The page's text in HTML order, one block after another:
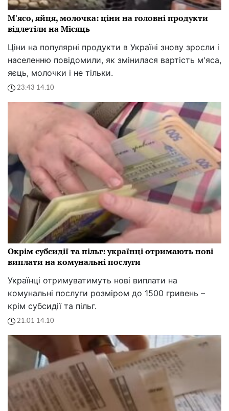
М'ясо, яйця, молочка: ціни на головні продукти
відлетіли на Місяць
Ціни на популярні продукти в Україні знову зросли і
населенню повідомили, як змінилася вартість м'яса,
яєць, молочки і не тільки.
23:43 14.10
Окрім субсидії та пільг: українці отримають нові
виплати на комунальні послуги
Українці отримуватимуть нові виплати на
комунальні послуги розміром до 1500 гривень –
крім субсидії та пільг.
21:01 14.10